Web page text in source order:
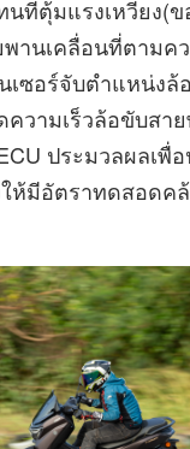
ที่ตุ้มแรงเหวี่ยง(ข
านเคลื่อนที่ตามค
เซอร์จับตำแหน่ง
ความเร็วล้อขับสา
ประมวลผลเพื่
ห้มีอัตราทดสอดค